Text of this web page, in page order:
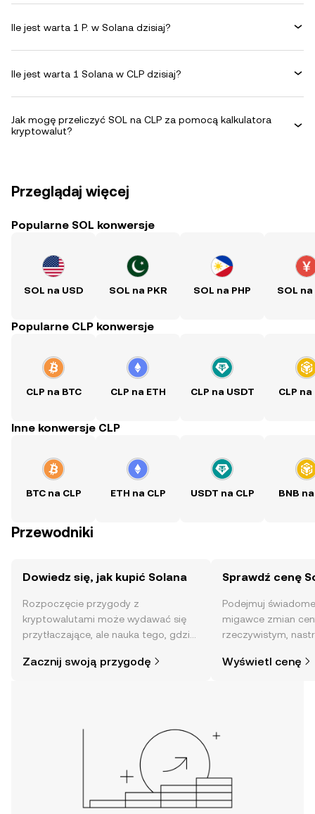
Ile jest warta 1 P. w Solana dzisiaj?
Ile jest warta 1 Solana w CLP dzisiaj?
Jak mogę przeliczyć SOL na CLP za pomocą kalkulatora
kryptowalut?
Przeglądaj więcej
Popularne SOL konwersje
SOL na USD SOL na PKR SOL na PHP SOL na
Popularne CLP konwersje
CLP na BTC CLP na ETH CLP na USDT CLP na
Inne konwersje CLP
BTC na CLP ETH na CLP USDT na CLP BNB
Przewodniki
Dowiedz się, jak kupić Solana
Rozpoczęcie przygody z
kryptowalutami może wydawać się
przytłaczające, ale nauka tego, gdzie
mogłoby się wydawać. Rozpocznij
Zacznij swoją przygodę
Sprawdź cenę
Podejmuj
migawce zmian
rzeczywistym,
Wyświetl cenę